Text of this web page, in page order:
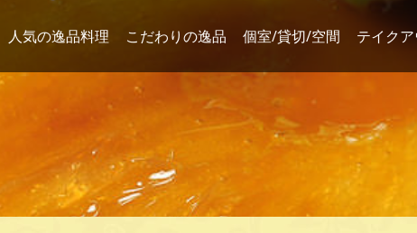
人気の逸品料理 こだわりの逸品 個室/貸切/空間 テイク